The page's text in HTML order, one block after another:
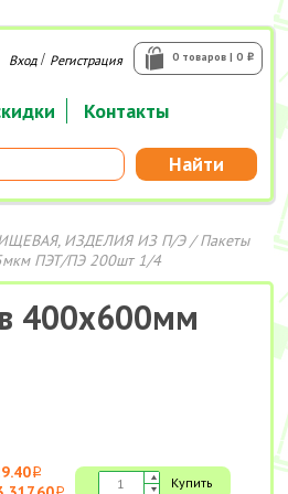
Контакты
Найти
0 товаров | 0 i
Вход/ Регистрация
ИЗДЕЛИЯ ИЗ П/Э/Пакеты
ПЭТ/ПЭ 200шт 1/4
400х600мм
i Купить